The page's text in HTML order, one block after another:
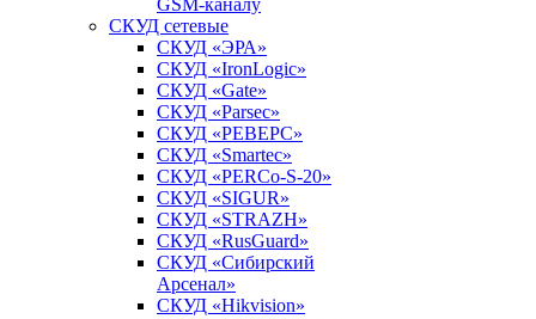
GSM-каналу
СКУД сетевые
СКУД «ЭРА»
СКУД «IronLogic»
СКУД «Gate»
СКУД «Parsec»
СКУД «РЕВЕРС»
СКУД «Smartec»
СКУД «PERCo-S-20»
СКУД «SIGUR»
СКУД «STRAZH»
СКУД «RusGuard»
СКУД «Сибирский
Арсенал»
СКУД «Hikvision»